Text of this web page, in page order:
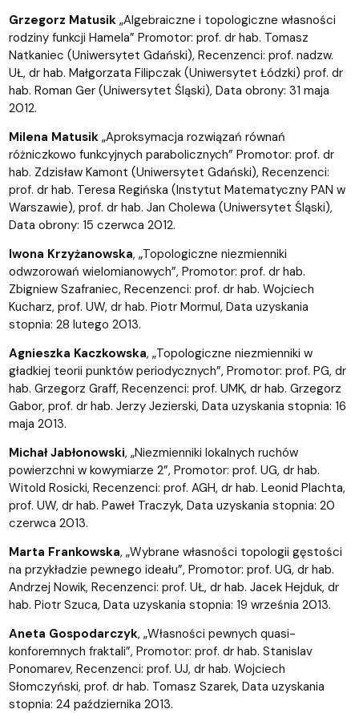
Grzegorz Matusik„Algebraiczne i topologiczne własności
rodziny funkcji Hamela” Promotor: prof. dr hab. Tomasz
Natkaniec (Uniwersytet Gdański), Recenzenci: prof. nadzw.
UŁ, dr hab. Małgorzata Filipczak (Uniwersytet Łódzki) prof. dr
hab. Roman Ger (Uniwersytet Śląski), Data obrony: 31 maja
2012.
Milena Matusik„Aproksymacja rozwiązań równań
różniczkowo funkcyjnych parabolicznych” Promotor: prof. dr
hab. Zdzisław Kamont (Uniwersytet Gdański), Recenzenci:
prof. dr hab. Teresa Regińska (Instytut Matematyczny PAN w
Warszawie), prof. dr hab. Jan Cholewa (Uniwersytet Śląski),
Data obrony: 15 czerwca 2012.
Iwona Krzyżanowska, „Topologiczne niezmienniki
odwzorowań wielomianowych”, Promotor: prof. dr hab.
Zbigniew Szafraniec, Recenzenci: prof. dr hab. Wojciech
Kucharz, prof. UW, dr hab. Piotr Mormul, Data uzyskania
stopnia: 28 lutego 2013.
Agnieszka Kaczkowska, „Topologiczne niezmienniki w
gładkiej teorii punktów periodycznych”, Promotor: prof. PG, dr
hab. Grzegorz Graff, Recenzenci: prof. UMK, dr hab. Grzegorz
Gabor, prof. dr hab. Jerzy Jezierski, Data uzyskania stopnia: 16
maja 2013.
Michał Jabłonowski, „Niezmienniki lokalnych ruchów
powierzchni w kowymiarze 2”, Promotor: prof. UG, dr hab.
Witold Rosicki, Recenzenci: prof. AGH, dr hab. Leonid Plachta,
prof. UW, dr hab. Paweł Traczyk, Data uzyskania stopnia: 20
czerwca 2013.
Marta Frankowska, „Wybrane własności topologii gęstości
na przykładzie pewnego ideału”, Promotor: prof. UG, dr hab.
Andrzej Nowik, Recenzenci: prof. UŁ, dr hab. Jacek Hejduk, dr
hab. Piotr Szuca, Data uzyskania stopnia: 19 września 2013.
Aneta Gospodarczyk, „Własności pewnych quasi-
konforemnych fraktali”, Promotor: prof. dr hab. Stanislav
Ponomarev, Recenzenci: prof. UJ, dr hab. Wojciech
Słomczyński, prof. dr hab. Tomasz Szarek, Data uzyskania
stopnia: 24 października 2013.